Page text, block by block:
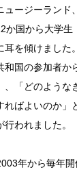
ュージーランド
か国から大学生
耳を傾けました
和国の参加者か
、「どのような
ればよいのか」
われました。
年から毎年